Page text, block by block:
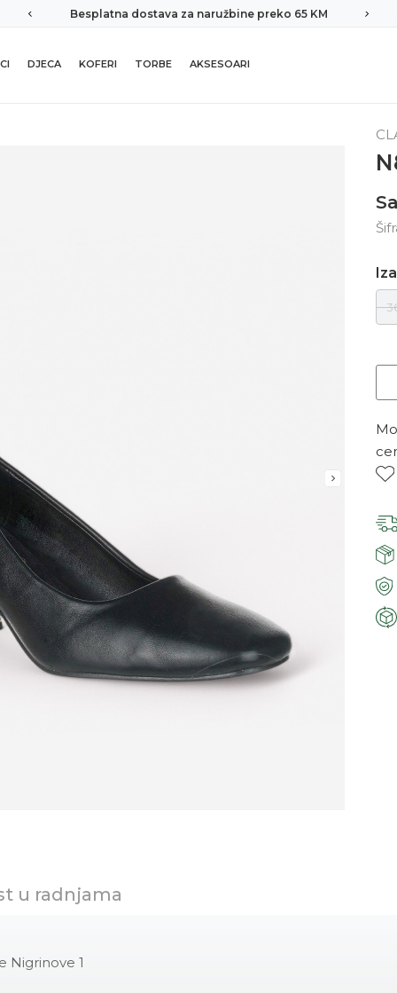
Besplatna dostava za naružbine preko 65 KM
DJECA KOFERI TORBE AKSESOARI
u radnjama
Nigrinove 1